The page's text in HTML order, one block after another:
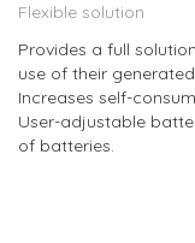
Flexible solution
Provides a full
use of their
Increases self-
User-adjustable
of batteries.